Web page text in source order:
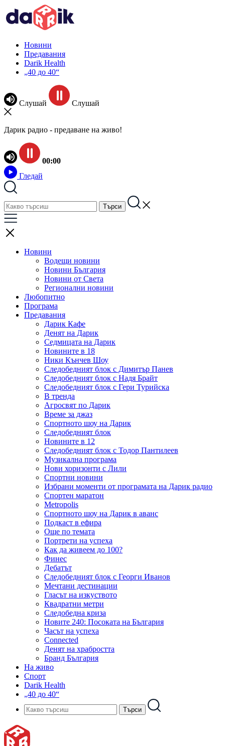
Новини
Предавания
Darik Health
„40 до 40“
Слушай Слушай
Дарик радио - предаване на живо!
00:00
Гледай
Новини
Водещи новини
Новини България
Новини от Света
Регионални новини
Любопитно
Програма
Предавания
Дарик Кафе
Денят на Дарик
Седмицата на Дарик
Новините в 18
Ники Кънчев Шоу
Следобедният блок с Димитър Панев
Следобедният блок с Надя Брайт
Следобедният блок с Гери Турийска
В тренда
Агросвят по Дарик
Време за джаз
Спортното шоу на Дарик
Следобедният блок
Новините в 12
Следобедният блок с Тодор Пантилеев
Музикална програма
Нови хоризонти с Лили
Спортни новини
Избрани моменти от програмата на Дарик радио
Спортен маратон
Metropolis
Спортното шоу на Дарик в аванс
Подкаст в ефира
Още по темата
Портрети на успеха
Как да живеем до 100?
Финес
Дебатът
Следобедният блок с Георги Иванов
Мечтани дестинации
Гласът на изкуството
Квадратни метри
Следобедна криза
Новите 240: Посоката на България
Часът на успеха
Connected
Денят на храбростта
Бранд България
На живо
Спорт
Darik Health
„40 до 40“